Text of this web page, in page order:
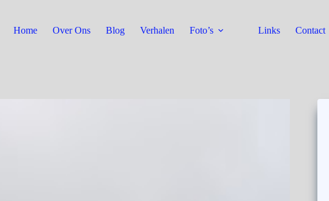
Home Over Ons Blog Verhalen Foto’s Links Contact